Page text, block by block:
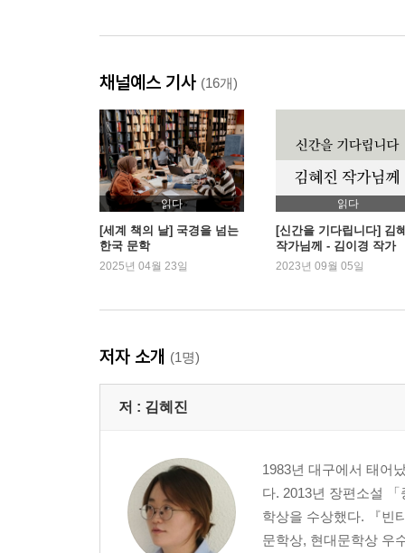
채널예스 기사 (16개)
읽다
[세계 책의 날] 국경을 넘는
한국 문학
2025년 04월 23일
읽다
[신간을 기다립니다] 김
작가님께 - 김이경 작가
2023년 09월 05일
저자 소개 (1명)
저 : 김혜진
1983년 대구에서 태어
다. 2013년 장편소설
학상을 수상했다. 『빈
문학상, 현대문학상 우